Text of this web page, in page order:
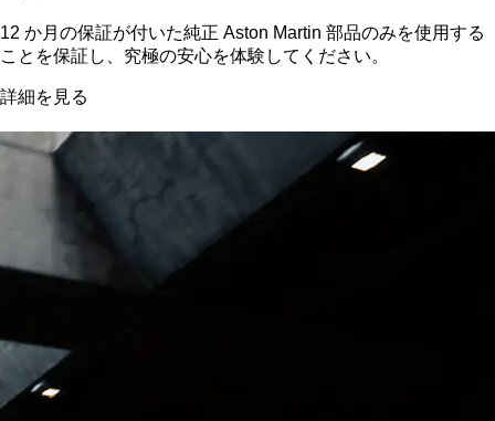
12 か月の保証が付いた純正 Aston Martin 部品のみを使用する
ことを保証し、究極の安心を体験してください。
詳細を見る